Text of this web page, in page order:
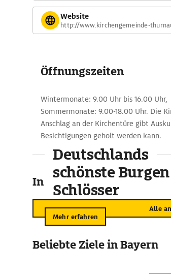
Website
http://www.kirchengemeinde-
Öffnungszeiten
Wintermonate: 9.00 Uhr bis 16.00 Uhr,
Sommermonate: 9.00-18.00 Uhr. Die
Anschlag an der Kirchentüre gibt
Besichtigungen geholt werden kann.
In der Umgebung
Alle
Deutschlands
schönste
Schlösser
Mehr erfahren
Beliebte Ziele in Bayern